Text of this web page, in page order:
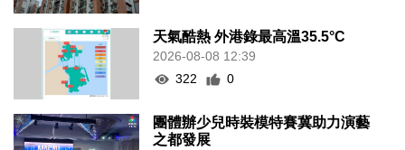
天氣酷熱 外港錄最高溫35.5°C
2026-08-08 12:39
322
0
團體辦少兒時裝模特賽冀助力演藝
之都發展